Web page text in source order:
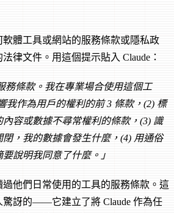
體工具或網站的服務條款或隱私政
律文件。用這個提示貼入 Claude：
務條款。我在專業場合使用這個工
我作為用戶的權利的前 3 條款，(2) 標
容或數據不尋常權利的條款，(3) 識
，我的數據會發生什麼，(4) 用通俗
說明我同意了什麼。」
他們日常使用的工具的服務條款。這
驚訝的——它建立了將 Claude 作為任